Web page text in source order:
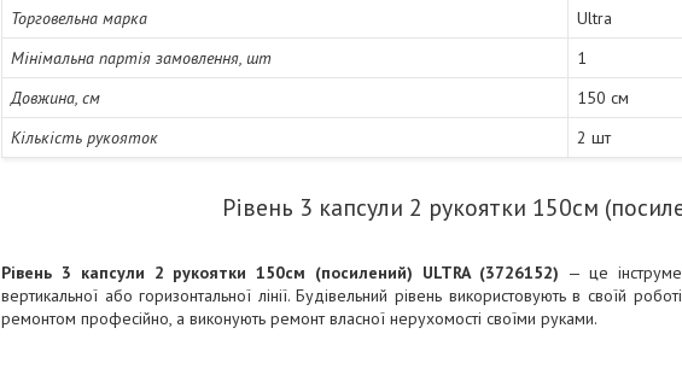
Торговельна марка
Ultra
Мінімальна партія замовлення, шт
1
Довжина, см
150 см
Кількість рукояток
2 шт
Рівень 3 капсули 2 рукоятки 150см
Рівень 3 капсули 2 рукоятки 150см (посилений) ULTRA (3726152) — це
вертикальної або горизонтальної лінії. Будівельний рівень використовують в своїй
ремонтом професійно, а виконують ремонт власної нерухомості своїми руками.